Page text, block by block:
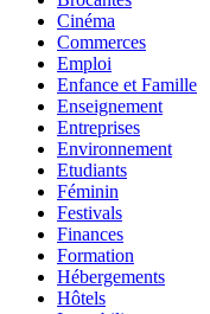
Cinéma
Commerces
Emploi
Enfance et Famille
Enseignement
Entreprises
Environnement
Etudiants
Féminin
Festivals
Finances
Formation
Hébergements
Hôtels